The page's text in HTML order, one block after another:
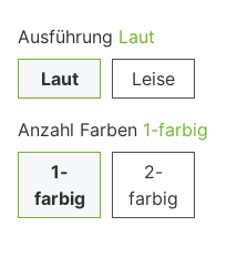
Ausführung Laut
Laut
Leise
Anzahl Farben 1-farbig
1-
farbig
2-
farbig